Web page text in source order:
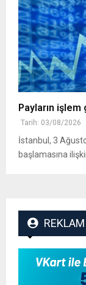
Payların
Tarih: 03/08/2026
İstanbul, 3
başlamasına
REKLAM